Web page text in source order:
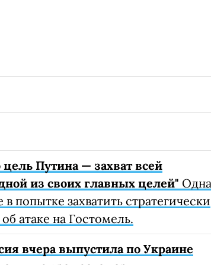
Путина — захват всей
из своих главных целей" Одна
попытке захватить стратегически
атаке на Гостомель.
вчера выпустила по Украине